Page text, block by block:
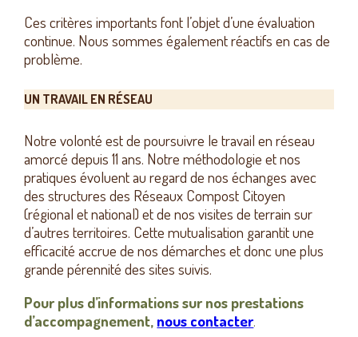
Ces critères importants font l’objet d’une évaluation
continue. Nous sommes également réactifs en cas de
problème.
UN TRAVAIL EN RÉSEAU
Notre volonté est de poursuivre le travail en réseau
amorcé depuis 11 ans. Notre méthodologie et nos
pratiques évoluent au regard de nos échanges avec
des structures des Réseaux Compost Citoyen
(régional et national) et de nos visites de terrain sur
d’autres territoires. Cette mutualisation garantit une
efficacité accrue de nos démarches et donc une plus
grande pérennité des sites suivis.
Pour plus d’informations sur nos prestations
d’accompagnement, nous contacter.